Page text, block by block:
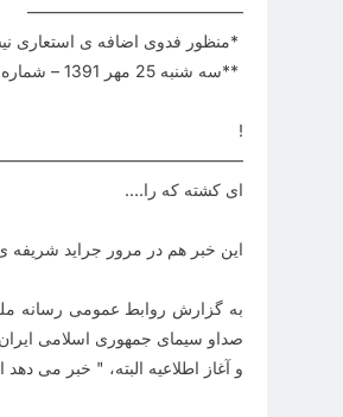
—————————————
*منظور فدوی اضافه ی استعاری
**سه شنبه 25 مهر 1391 – شماره 20333
!
ای کشته که را….
این خبر هم در مرور جراید شریفه
به گزارش روابط عمومی رسانه
صداو سیمای جمهوری اسلامی
و آغاز اطلاعیه البته، " خبر می